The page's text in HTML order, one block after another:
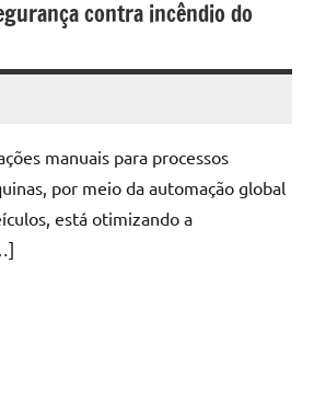
contra incêndio do
manuais para processos
por meio da automação global
está otimizando a